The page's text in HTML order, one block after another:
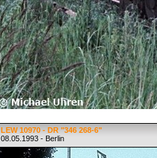
LEW 10970 - DR "346 268-6"
08.05.1993 - Berlin